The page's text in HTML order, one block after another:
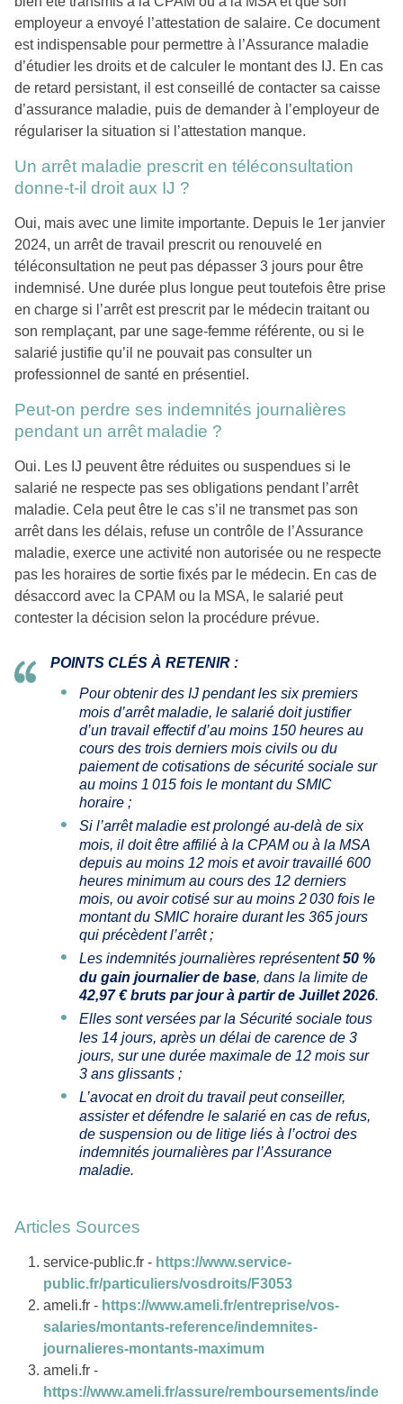
employeur a envoyé l’attestation de salaire. Ce document
est indispensable pour permettre à l’Assurance maladie
d’étudier les droits et de calculer le montant des IJ. En cas
de retard persistant, il est conseillé de contacter sa caisse
d’assurance maladie, puis de demander à l’employeur de
régulariser la situation si l’attestation manque.
Un arrêt maladie prescrit en téléconsultation
donne-t-il droit aux IJ ?
Oui, mais avec une limite importante. Depuis le 1er janvier
2024, un arrêt de travail prescrit ou renouvelé en
téléconsultation ne peut pas dépasser 3 jours pour être
indemnisé. Une durée plus longue peut toutefois être prise
en charge si l’arrêt est prescrit par le médecin traitant ou
son remplaçant, par une sage-femme référente, ou si le
salarié justifie qu’il ne pouvait pas consulter un
professionnel de santé en présentiel.
Peut-on perdre ses indemnités journalières
pendant un arrêt maladie ?
Oui. Les IJ peuvent être réduites ou suspendues si le
salarié ne respecte pas ses obligations pendant l’arrêt
maladie. Cela peut être le cas s’il ne transmet pas son
arrêt dans les délais, refuse un contrôle de l’Assurance
maladie, exerce une activité non autorisée ou ne respecte
pas les horaires de sortie fixés par le médecin. En cas de
désaccord avec la CPAM ou la MSA, le salarié peut
contester la décision selon la procédure prévue.
POINTS CLÉS À RETENIR :
Pour obtenir des IJ pendant les six premiers
mois d’arrêt maladie, le salarié doit justifier
d’un travail effectif d’au moins 150 heures au
cours des trois derniers mois civils ou du
paiement de cotisations de sécurité sociale sur
au moins 1 015 fois le montant du SMIC
horaire ;
Si l’arrêt maladie est prolongé au-delà de six
mois, il doit être affilié à la CPAM ou à la MSA
depuis au moins 12 mois et avoir travaillé 600
heures minimum au cours des 12 derniers
mois, ou avoir cotisé sur au moins 2 030 fois le
montant du SMIC horaire durant les 365 jours
qui précèdent l’arrêt ;
Les indemnités journalières représentent50 %
du gain journalier de base, dans la limite de
42,97 €bruts par jour à partir de Juillet 2026.
Elles sont versées par la Sécurité sociale tous
les 14 jours, après un délai de carence de 3
jours, sur une durée maximale de 12 mois sur
3 ans glissants ;
L’avocat en droit du travail peut conseiller,
assister et défendre le salarié en cas de refus,
de suspension ou de litige liés à l’octroi des
indemnités journalières par l’Assurance
maladie.
Articles Sources
service-public.fr - https://www.service-
public.fr/particuliers/vosdroits/F3053
ameli.fr - https://www.ameli.fr/entreprise/vos-
salaries/montants-reference/indemnites-
journalieres-montants-maximum
ameli.fr -
https://www.ameli.fr/assure/remboursements/inde